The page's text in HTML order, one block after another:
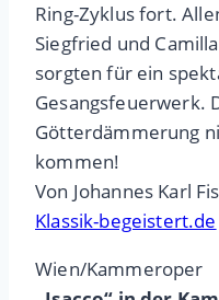
Ring-Zyklus fort.
Siegfried und
sorgten für ein
Gesangsfeuerwerk.
Götterdämmerung
kommen!
Von Johannes Karl
Klassik-begeistert.de
Wien/Kammeroper